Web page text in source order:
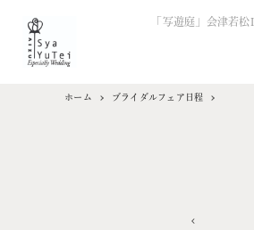
「写遊庭」会津若
ホーム ブライダルフェア日程